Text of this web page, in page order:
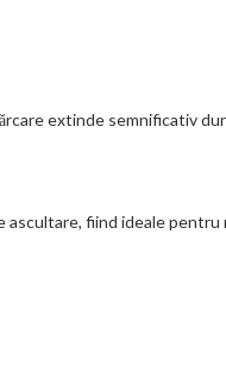
extinde semnificativ
fiind ideale pentru